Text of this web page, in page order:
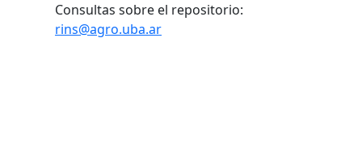
Consultas sobre el repositorio:
rins@agro.uba.ar